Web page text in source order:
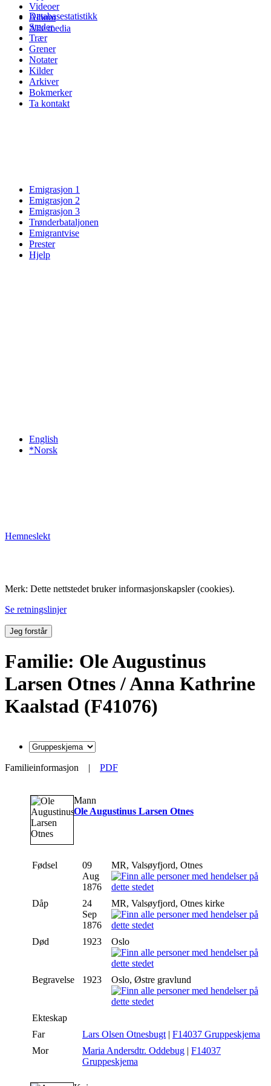
Videoer
Album
Alle media
Databasestatistikk
Steder
Trær
Grener
Notater
Kilder
Arkiver
Bokmerker
Ta kontakt
Emigrasjon 1
Emigrasjon 2
Emigrasjon 3
Trønderbataljonen
Emigrantvise
Prester
Hjelp
English
*Norsk
Hemneslekt
Merk: Dette nettstedet bruker informasjonskapsler (cookies).
Se retningslinjer
Jeg forstår
Familie: Ole Augustinus
Larsen Otnes / Anna Kathrine
Kaalstad (F41076)
Familieinformasjon | PDF
Mann
Ole Augustinus Larsen Otnes
Fødsel
09
Aug
1876
MR, Valsøyfjord, Otnes
Dåp
24
Sep
1876
MR, Valsøyfjord, Otnes kirke
Død 1923 Oslo
Begravelse 1923 Oslo, Østre gravlund
Ekteskap
Far
Lars Olsen Otnesbugt| F14037 Gruppeskjema
Mor
Maria Andersdtr. Oddebug | F14037
Gruppeskjema